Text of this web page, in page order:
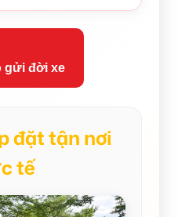
gửi đời xe
đặt tận nơi
tế